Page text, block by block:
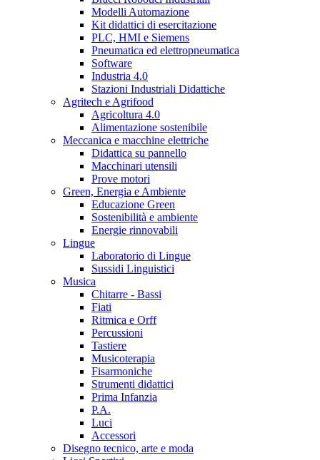
Modelli Automazione
Kit didattici di esercitazione
PLC, HMI e Siemens
Pneumatica ed elettropneumatica
Software
Industria 4.0
Stazioni Industriali Didattiche
Agritech e Agrifood
Agricoltura 4.0
Alimentazione sostenibile
Meccanica e macchine elettriche
Didattica su pannello
Macchinari utensili
Prove motori
Green, Energia e Ambiente
Educazione Green
Sostenibilità e ambiente
Energie rinnovabili
Lingue
Laboratorio di Lingue
Sussidi Linguistici
Musica
Chitarre - Bassi
Fiati
Ritmica e Orff
Percussioni
Tastiere
Musicoterapia
Fisarmoniche
Strumenti didattici
Prima Infanzia
P.A.
Luci
Accessori
Disegno tecnico, arte e moda